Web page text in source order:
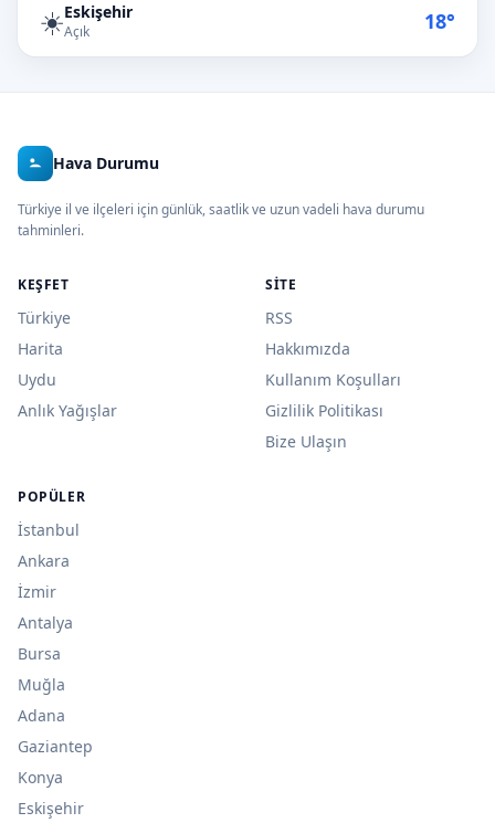
☀️Eskişehir
Açık 18°
Hava Durumu
Türkiye il ve ilçeleri için günlük, saatlik ve uzun vadeli hava durumu
tahminleri.
KEŞFET
Türkiye
Harita
Uydu
Anlık Yağışlar
SITE
RSS
Hakkımızda
Kullanım Koşulları
Gizlilik Politikası
Bize Ulaşın
POPÜLER
İstanbul
Ankara
İzmir
Antalya
Bursa
Muğla
Adana
Gaziantep
Konya
Eskişehir